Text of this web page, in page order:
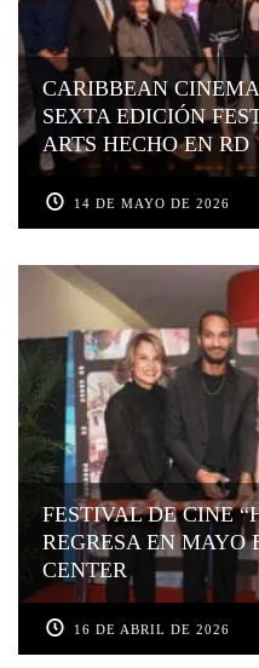
CARIBBEAN
SEXTA EDICIÓN
ARTS HECHO EN RD
14 DE MAYO DE 2026
FESTIVAL DE CINE
REGRESA EN MAYO
CENTER
16 DE ABRIL DE 2026